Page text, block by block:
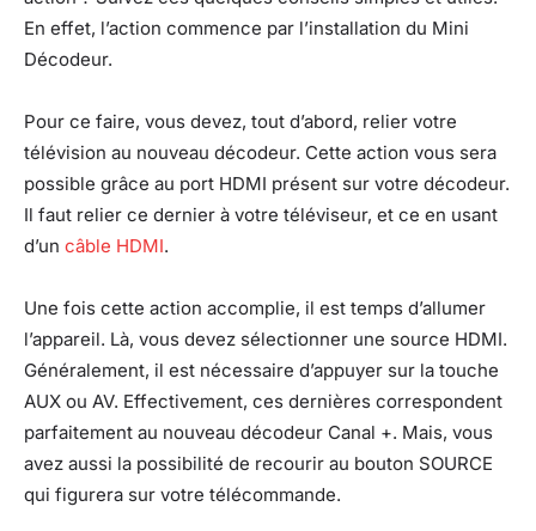
En effet, l’action commence par l’installation du Mini
Décodeur.
Pour ce faire, vous devez, tout d’abord, relier votre
télévision au nouveau décodeur. Cette action vous sera
possible grâce au port HDMI présent sur votre décodeur.
Il faut relier ce dernier à votre téléviseur, et ce en usant
d’un câble HDMI.
Une fois cette action accomplie, il est temps d’allumer
l’appareil. Là, vous devez sélectionner une source HDMI.
Généralement, il est nécessaire d’appuyer sur la touche
AUX ou AV. Effectivement, ces dernières correspondent
parfaitement au nouveau décodeur Canal +. Mais, vous
avez aussi la possibilité de recourir au bouton SOURCE
qui figurera sur votre télécommande.